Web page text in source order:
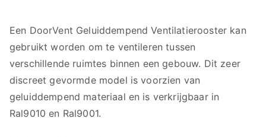
Een DoorVent Geluiddempend Ventilatierooster kan
gebruikt worden om te ventileren tussen
verschillende ruimtes binnen een gebouw. Dit zeer
discreet gevormde model is voorzien van
geluiddempend materiaal en is verkrijgbaar in
Ral9010 en Ral9001.